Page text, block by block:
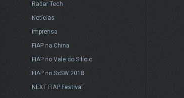
Radar Tech
Notícias
Imprensa
FIAP na China
FIAP no Vale do Silício
FIAP no SxSW 2018
NEXT FIAP Festival